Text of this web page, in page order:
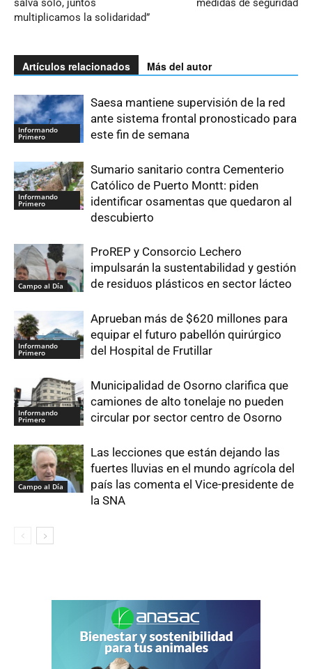
salva solo, juntos
multiplicamos la solidaridad”
medidas de seguridad
Artículos relacionados Más del autor
Informando
Primero
Saesa mantiene supervisión de la red
ante sistema frontal pronosticado para
este fin de semana
Informando
Primero
Sumario sanitario contra Cementerio
Católico de Puerto Montt: piden
identificar osamentas que quedaron al
descubierto
Campo al Día
ProREP y Consorcio Lechero
impulsarán la sustentabilidad y gestión
de residuos plásticos en sector lácteo
Informando
Primero
Aprueban más de $620 millones para
equipar el futuro pabellón quirúrgico
del Hospital de Frutillar
Informando
Primero
Municipalidad de Osorno clarifica que
camiones de alto tonelaje no pueden
circular por sector centro de Osorno
Campo al Día
Las lecciones que están dejando las
fuertes lluvias en el mundo agrícola del
país las comenta el Vice-presidente de
la SNA